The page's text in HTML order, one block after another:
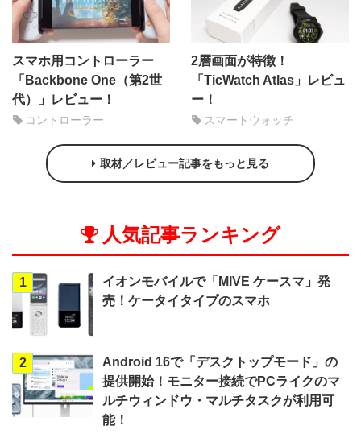
スマホ用コントローラー
「Backbone One（第2世
代）」レビュー！
コントローラー
2層画面が特徴！
「TicWatch Atlas」レビュ
ー！
スマートウォッチ
取材／レビュー記事をもっと見る
人気記事ランキング
1
イオンモバイルで「MIVE ケースマ」発
売！ケータイタイプのスマホ
2
Android 16で「デスクトップモード」の
提供開始！モニター接続でPCライクのマ
ルチウィンドウ・マルチタスクが利用可
能！